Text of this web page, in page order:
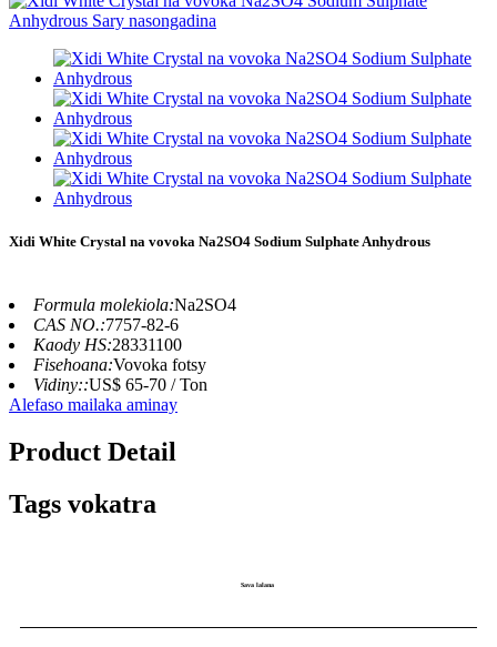
Xidi White Crystal na vovoka Na2SO4 Sodium Sulphate Anhydrous
Formula molekiola:Na2SO4
CAS NO.:7757-82-6
Kaody HS:28331100
Fisehoana:Vovoka fotsy
Vidiny::US$ 65-70 / Ton
Alefaso mailaka aminay
Product Detail
Tags vokatra
Sava lalana